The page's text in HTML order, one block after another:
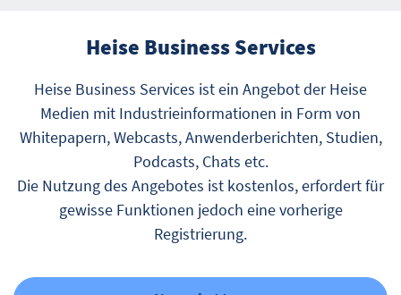
Heise Business Services
Heise Business Services ist ein Angebot der Heise
Medien mit Industrieinformationen in Form von
Whitepapern, Webcasts, Anwenderberichten, Studien,
Podcasts, Chats etc.
Die Nutzung des Angebotes ist kostenlos, erfordert für
gewisse Funktionen jedoch eine vorherige
Registrierung.